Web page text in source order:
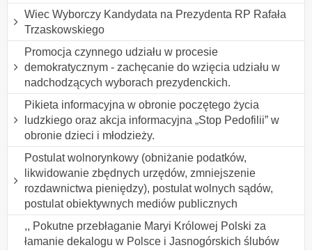
Wiec Wyborczy Kandydata na Prezydenta RP Rafała
Trzaskowskiego
Promocja czynnego udziału w procesie
demokratycznym - zachęcanie do wzięcia udziału w
nadchodzących wyborach prezydenckich.
Pikieta informacyjna w obronie poczętego życia
ludzkiego oraz akcja informacyjna „Stop Pedofilii” w
obronie dzieci i młodzieży.
Postulat wolnorynkowy (obniżanie podatków,
likwidowanie zbędnych urzędów, zmniejszenie
rozdawnictwa pieniędzy), postulat wolnych sądów,
postulat obiektywnych mediów publicznych
,, Pokutne przebłaganie Maryi Królowej Polski za
łamanie dekalogu w Polsce i Jasnogórskich ślubów